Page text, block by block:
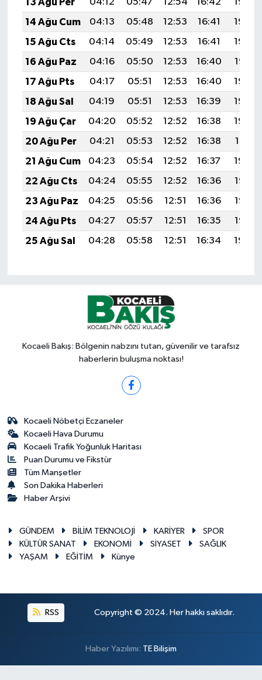
14 Ağu Cum
04:13 05:48 12:53 16:41
19:49
15 Ağu Cts
04:14 05:49 12:53 16:41
19:48
16 Ağu Paz
04:16 05:50 12:53 16:40
19:47
17 Ağu Pts
04:17 05:51 12:53 16:40
19:45
18 Ağu Sal
04:19 05:51 12:53 16:39
19:44
19 Ağu Çar
04:20 05:52 12:52 16:38
19:42
20 Ağu Per
04:21 05:53 12:52 16:38
19:41
21 Ağu Cum
04:23 05:54 12:52 16:37
19:40
22 Ağu Cts
04:24 05:55 12:52 16:36
19:38
23 Ağu Paz
04:25 05:56 12:51 16:36
19:37
24 Ağu Pts
04:27 05:57 12:51 16:35
19:35
25 Ağu Sal
04:28 05:58 12:51 16:34 19:34
Kocaeli Bakış: Bölgenin nabzını tutan, güvenilir ve tarafsız
haberlerin buluşma noktası!
Kocaeli Nöbetçi Eczaneler
Kocaeli Hava Durumu
Kocaeli Trafik Yoğunluk Haritası
Puan Durumu ve Fikstür
Tüm Manşetler
Son Dakika Haberleri
Haber Arşivi
GÜNDEM BİLİM TEKNOLOJİ KARİYER
SPOR
KÜLTÜR SANAT
EKONOMİ SİYASET
SAĞLIK
YAŞAM
EĞİTİM Künye
RSS Copyright © 2024. Her hakkı saklıdır.
Haber Yazılımı: TE Bilişim